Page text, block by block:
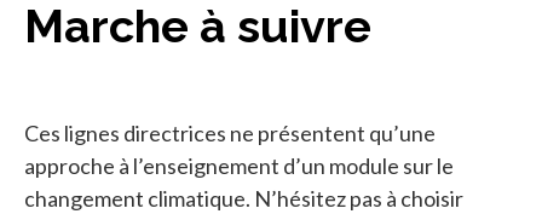
Marche à suivre
Ces lignes directrices ne présentent qu’une
approche à l’enseignement d’un module sur le
changement climatique. N’hésitez pas à choisir